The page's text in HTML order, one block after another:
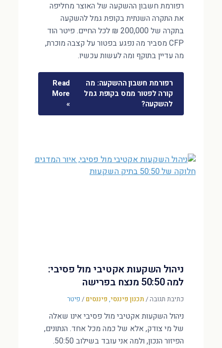
רפורמת חשבון ההשקעה של האוצר מחליפה
את התקרה השנתית בקופת גמל להשקעה
בתקרה של 200,000 ₪ לכל החיים. פיטר הוד
CFP מסביר מה נפגע בפטור על קצבה מוכרת,
מה עדיין בתוקף ומה לעשות עכשיו.
רפורמת חשבון ההשקעה: מה
קורה לפטור ממס בקופת גמל
להשקעה?
Read
More
»
ניהול השקעות אקטיבי מול פסיבי:
למה 50:50 מנצח בפרישה
כתיבת תגובה/ תכנון פיננסי, פיננסים / פיטר
ניהול השקעות אקטיבי מול פסיבי אינו שאלה
של מי צודק, אלא של כמה מכל אחד. הנתונים,
הפיזור הנכון, ולמה אני עובד בשילוב 50:50.